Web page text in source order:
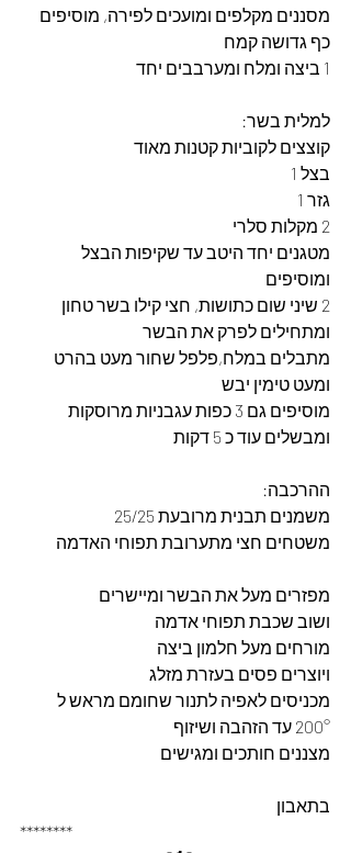
מסננים מקלפים ומועכים לפירה, מוסיפים
כף גדושה קמח
1 ביצה ומלח ומערבבים יחד
למלית בשר:
קוצצים לקוביות קטנות מאוד
בצל 1
גזר 1
2 מקלות סלרי
מטגנים יחד היטב עד שקיפות הבצל
ומוסיפים
2 שיני שום כתושות, חצי קילו בשר טחון
ומתחילים לפרק את הבשר
מתבלים במלח,פלפל שחור מעט בהרט
ומעט טימין יבש
מוסיפים גם 3 כפות עגבניות מרוסקות
ומבשלים עוד כ 5 דקות
ההרכבה:
משמנים תבנית מרובעת 25/25
משטחים חצי מתערובת תפוחי האדמה
מפזרים מעל את הבשר ומיישרים
ושוב שכבת תפוחי אדמה
מורחים מעל חלמון ביצה
ויוצרים פסים בעזרת מזלג
מכניסים לאפיה לתנור שחומם מראש ל
200° עד הזהבה ושיזוף
מצננים חותכים ומגישים
בתאבון
********